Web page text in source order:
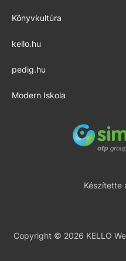
Könyvkultúra
kello.hu
pedig.hu
Modern Iskola
Készítette
Copyright © 2026 KELLO